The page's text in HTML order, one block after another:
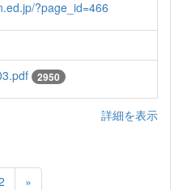
?page_id=466
2950
詳細を表示
»